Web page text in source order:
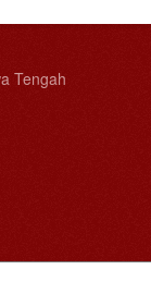
Tengah